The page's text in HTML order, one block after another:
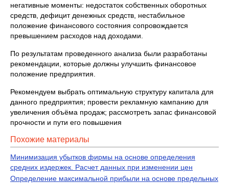
негативные моменты: недостаток собственных оборотных
средств, дефицит денежных средств, нестабильное
положение финансового состояния сопровождается
превышением расходов над доходами.
По результатам проведенного анализа были разработаны
рекомендации, которые должны улучшить финансовое
положение предприятия.
Рекомендуем выбрать оптимальную структуру капитала для
данного предприятия; провести рекламную кампанию для
увеличения объёма продаж; рассмотреть запас финансовой
прочности и пути его повышения
Похожие материалы
Минимизация убытков фирмы на основе определения
средних издержек. Расчет данных при изменении цен
Определение максимальной прибыли на основе предельных